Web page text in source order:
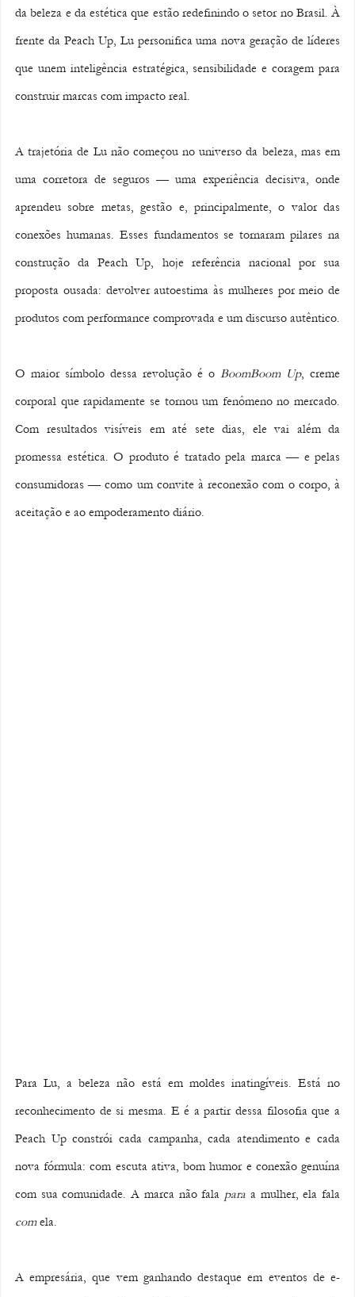
da beleza e da estética que estão redefinindo o setor no Brasil. À
frente da Peach Up, Lu personifica uma nova geração de líderes
que unem inteligência estratégica, sensibilidade e coragem para
construir marcas com impacto real.
A trajetória de Lu não começou no universo da beleza, mas em
uma corretora de seguros — uma experiência decisiva, onde
aprendeu sobre metas, gestão e, principalmente, o valor das
conexões humanas. Esses fundamentos se tornaram pilares na
construção da Peach Up, hoje referência nacional por sua
proposta ousada: devolver autoestima às mulheres por meio de
produtos com performance comprovada e um discurso autêntico.
O maior símbolo dessa revolução é o BoomBoom Up, creme
corporal que rapidamente se tornou um fenômeno no mercado.
Com resultados visíveis em até sete dias, ele vai além da
promessa estética. O produto é tratado pela marca — e pelas
consumidoras — como um convite à reconexão com o corpo, à
aceitação e ao empoderamento diário.
Para Lu, a beleza não está em moldes inatingíveis. Está no
reconhecimento de si mesma. E é a partir dessa filosofia que a
Peach Up constrói cada campanha, cada atendimento e cada
nova fórmula: com escuta ativa, bom humor e conexão genuína
com sua comunidade. A marca não fala para
com ela.
A empresária, que vem ganhando destaque em eventos de e-